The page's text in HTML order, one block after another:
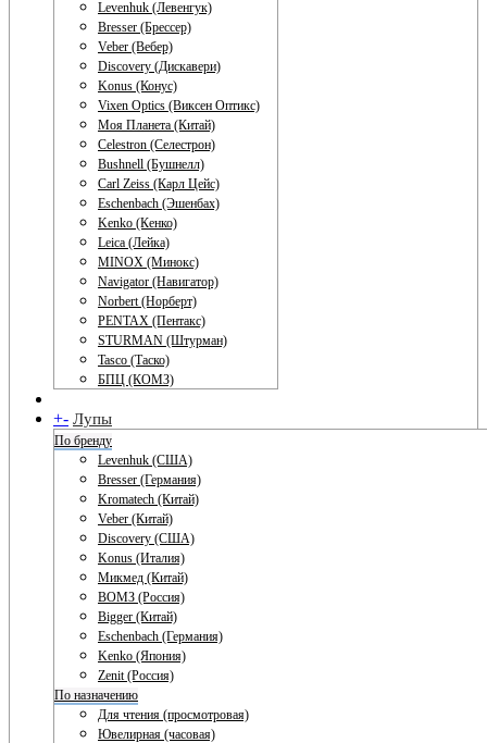
Levenhuk (Левенгук)
Bresser (Брессер)
Veber (Вебер)
Discovery (Дискавери)
Konus (Конус)
Vixen Optics (Виксен Оптикс)
Моя Планета (Китай)
Celestron (Селестрон)
Bushnell (Бушнелл)
Carl Zeiss (Карл Цейс)
Eschenbach (Эшенбах)
Kenko (Кенко)
Leica (Лейка)
MINOX (Минокс)
Navigator (Навигатор)
Norbert (Норберт)
PENTAX (Пентакс)
STURMAN (Штурман)
Tasco (Таско)
БПЦ (КОМЗ)
+- Лупы
По бренду
Levenhuk (США)
Bresser (Германия)
Kromatech (Китай)
Veber (Китай)
Discovery (США)
Konus (Италия)
Микмед (Китай)
ВОМЗ (Россия)
Bigger (Китай)
Eschenbach (Германия)
Kenko (Япония)
Zenit (Россия)
По назначению
Для чтения (просмотровая)
Ювелирная (часовая)